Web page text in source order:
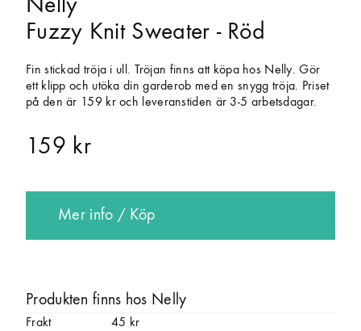
Nelly
Fuzzy Knit Sweater - Röd
Fin stickad tröja i ull. Tröjan finns att köpa hos Nelly. Gör
ett klipp och utöka din garderob med en snygg tröja. Priset
på den är 159 kr och leveranstiden är 3-5 arbetsdagar.
159 kr
Mer info / Köp
Produkten finns hos Nelly
Frakt
45 kr